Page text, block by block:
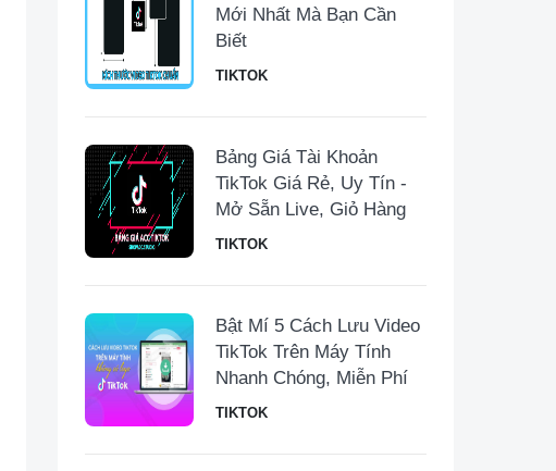
Mới Nhất Mà Bạn Cần
Biết
TIKTOK
Bảng Giá Tài Khoản
TikTok Giá Rẻ, Uy Tín -
Mở Sẵn Live, Giỏ Hàng
TIKTOK
Bật Mí 5 Cách Lưu Video
TikTok Trên Máy Tính
Nhanh Chóng, Miễn Phí
TIKTOK